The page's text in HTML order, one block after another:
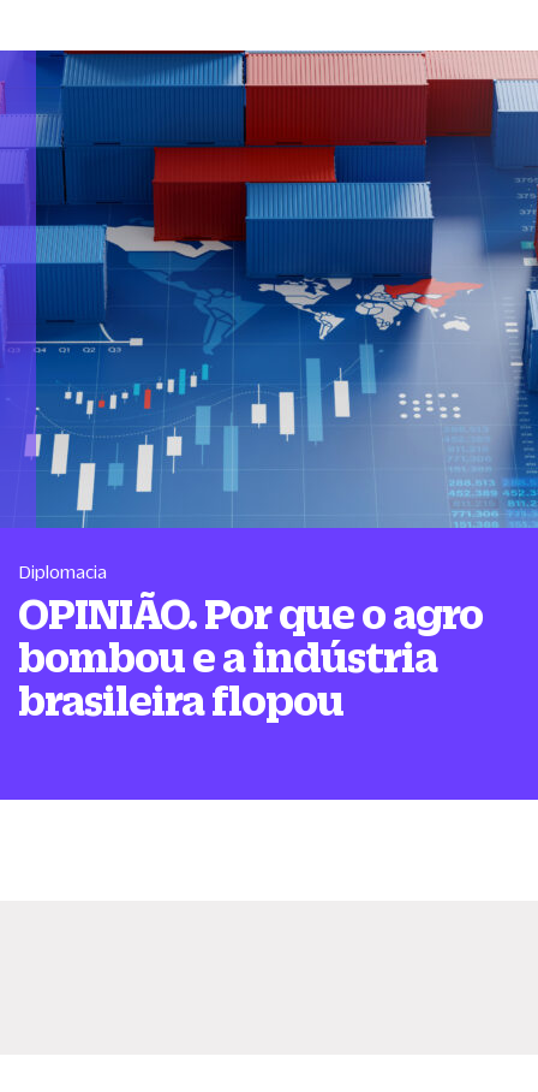
Diplomacia
OPINIÃO. Por que o agro
bombou e a indústria
brasileira flopou